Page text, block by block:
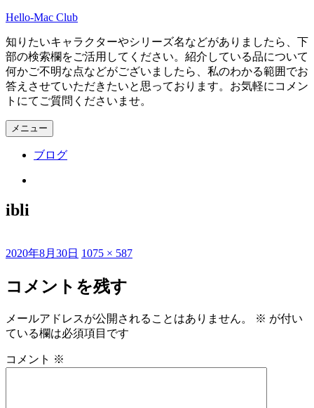
コ
テ
ン
ツ
へ
ス
キ
ッ
Hello-Mac Club
知りたいキャラクターやシリーズ名などがありましたら、下
部の検索欄をご活用してください。紹介している品について
何かご不明な点などがございましたら、私のわかる範囲でお
答えさせていただきたいと思っております。お気軽にコメン
トにてご質問くださいませ。
メニュー
ブログ
ibli
投
日:
2020年8月30日 フ
サ
イ
1075 × 587
コメントを残す
メールアドレスが公開されることはありません。 ※ が付い
ている欄は必須項目です
コメント ※